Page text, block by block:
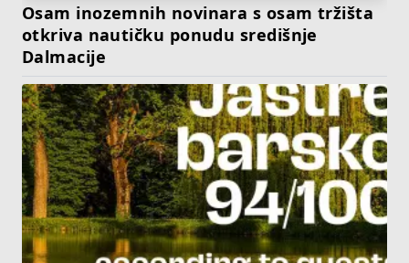
Osam inozemnih novinara s osam tržišta
otkriva nautičku ponudu središnje
Dalmacije